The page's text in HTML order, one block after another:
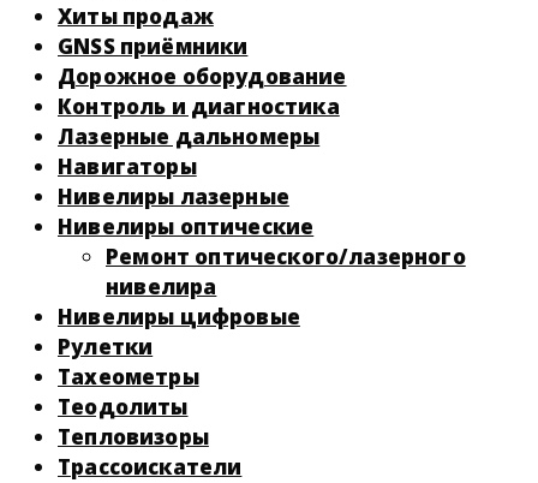
Хиты продаж
GNSS приёмники
Дорожное оборудование
Контроль и диагностика
Лазерные дальномеры
Навигаторы
Нивелиры лазерные
Нивелиры оптические
Ремонт оптического/лазерного
нивелира
Нивелиры цифровые
Рулетки
Тахеометры
Теодолиты
Тепловизоры
Трассоискатели